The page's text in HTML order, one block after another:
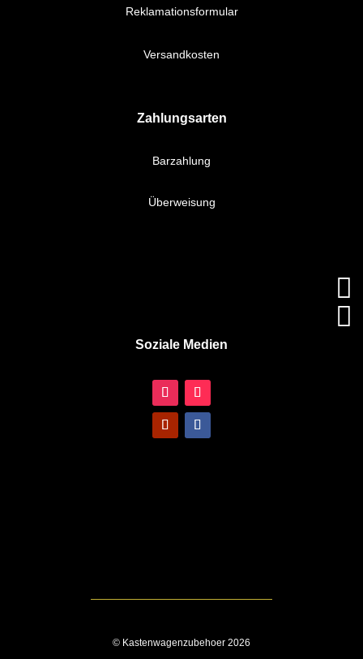
Reklamationsformular
Versandkosten
Zahlungsarten
Barzahlung
Überweisung
Soziale Medien


© Kastenwagenzubehoer 2026